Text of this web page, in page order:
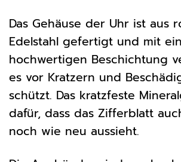
Das Gehäuse der Uhr ist aus
Edelstahl gefertigt und mit
hochwertigen Beschichtung
es vor Kratzern und
schützt. Das kratzfeste
dafür, dass das Zifferblatt
noch wie neu aussieht.